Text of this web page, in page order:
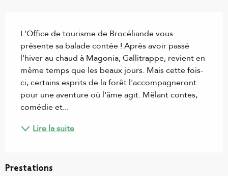
L'Office de tourisme de Brocéliande vous
présente sa balade contée ! Après avoir passé
l'hiver au chaud à Magonia, Gallitrappe, revient en
même temps que les beaux jours. Mais cette fois-
ci, certains esprits de la forêt l'accompagneront
pour une aventure où l'âme agit. Mêlant contes,
comédie et...
Lire la suite
Prestations